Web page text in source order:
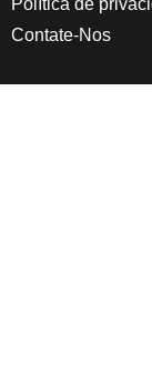
Política de
Contate-Nos